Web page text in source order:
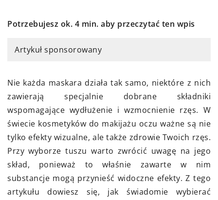
Potrzebujesz ok. 4 min. aby przeczytać ten wpis
Artykuł sponsorowany
Nie każda maskara działa tak samo, niektóre z nich
zawierają specjalnie dobrane składniki
wspomagające wydłużenie i wzmocnienie rzęs. W
świecie kosmetyków do makijażu oczu ważne są nie
tylko efekty wizualne, ale także zdrowie Twoich rzęs.
Przy wyborze tuszu warto zwrócić uwagę na jego
skład, ponieważ to właśnie zawarte w nim
substancje mogą przynieść widoczne efekty. Z tego
artykułu dowiesz się, jak świadomie wybierać